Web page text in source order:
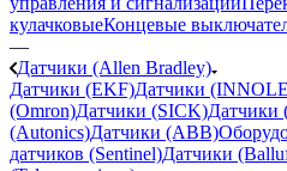
кулачковыеКонцевые
—
Датчики (Allen Bradley)
Датчики (EKF)Датчики
(Omron)Датчики (SICK)Датчики
(Autonics)Датчики (ABB)
датчиков (Sentinel)Датчики